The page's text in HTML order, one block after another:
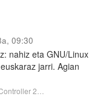
09:30
nahiz eta GNU/Linux
jarri. Agian
2…